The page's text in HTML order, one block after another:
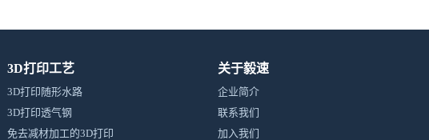
3D打印工艺
3D打印随形水路
3D打印透气钢
免去减材加工的3D打印
关于毅速
企业简介
联系我们
加入我们